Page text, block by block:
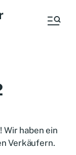
Wir haben ein
Verkäufern.